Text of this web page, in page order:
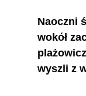
Naoczni
wokół
wyszli z